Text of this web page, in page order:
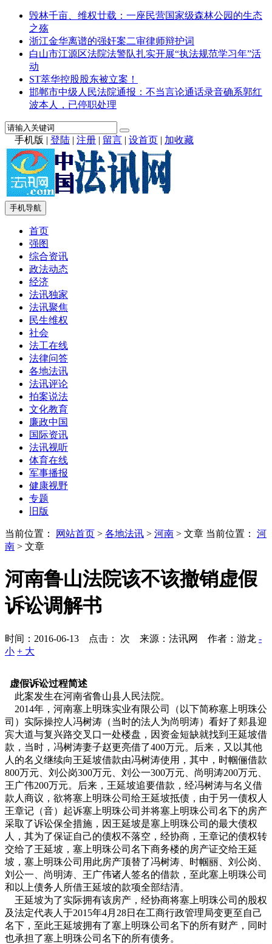
毁林千亩、维权廿载：一座民营国家级森林公园的生态
之殇
浙江金华离谱的强奸案二审律师辩护词
白山市江源区法院法警队扎实开展“执法规范学习年”活
动
ST萃华控股股东被立案！
邯郸市中级人民法院通报：不当言论通话录音确系郭红
波本人，已停职处理
手机版 | 登陆 | 注册 | 留言 | 设首页 | 加收藏
手机导航
首页
强图
综合资讯
政法动态
经济
法讯独家
法讯聚焦
民生维权
社会
法工在线
法律问答
各地法讯
法讯评论
拍案说法
文化教育
廉政中国
国际资讯
法讯视听
体育在线
军事播报
健康视野
专题
旧版
当前位置： 网站首页 > 各地法讯 > 河南 > 文章 当前位置： 河
南 > 文章
河南鲁山法院该不该撤销虚假
诉讼调解书
时间：2016-06-13 点击： 次 来源：法讯网 作者：游龙 -
小 + 大
虚假诉讼过程简述
此案发生在河南省鲁山县人民法院。
2014年，河南塞上明珠实业有限公司（以下简称塞上明珠公
司）实际操控人冯树涛（当时的法人为尚明涛）看好了郏县迎
宾大道与复兴路交叉口一处楼盘，因资金短缺就找到王延坡借
款，当时，冯树涛妻子赵更亮借了400万元。后来，又以其他
人的名义继续向王延坡借款由冯树涛使用，其中，时帼俪借款
800万元、刘公岗300万元、刘公一300万元、尚明涛200万元、
王广伟200万元。后来，王延坡追要借款，经冯树涛与名义借
款人商议，欲将塞上明珠公司给王延坡抵债，由于另一债权人
王章记（音）起诉塞上明珠公司并将塞上明珠公司名下的房产
采取了诉讼保全措施，因王延坡是塞上明珠公司的最大债权
人，其为了保证自己的债权不落空，经协商，王章记的债权转
交给了王延坡，塞上明珠公司名下商务楼的房产证交给王延
坡，塞上明珠公司用此房产顶替了冯树涛、时帼丽、刘公岗、
刘公一、尚明涛、王广伟诸人签名的借款，至此塞上明珠公司
和以上债务人所借王延坡的款项全部结清。
王延坡为了实际拥有该房产，经协商将塞上明珠公司的股权
及法定代表人于2015年4月28日在工商行政管理局变更至自己
名下，至此王延坡拥有了塞上明珠公司名下的所有财产，同时
也承担了塞上明珠公司名下的所有债务。